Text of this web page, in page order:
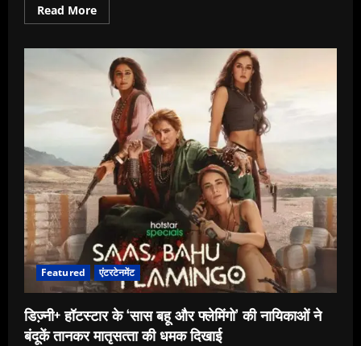
Read MoreRead
more
क्राउन
ऑफ
ब्‍लड’
डिज्‍़नी+
हॉटस्‍टार
उस
शहर
में
लेकर
आया,
जहाँ
यह
फ्रैंचाइज़ी
थी
Featured एंटरटेनमेंट
डिज्‍़नी+ हॉटस्‍टार के ‘सास बहू और फ्लेमिंगो’ की नायिकाओं ने
बंदूकें तानकर मातृसत्‍ता की धमक दिखाई